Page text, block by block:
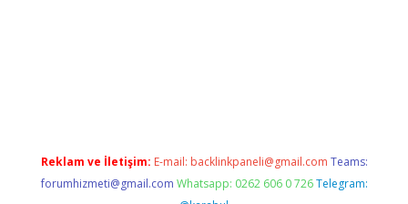
Reklam ve İletişim: E-mail: backlinkpaneli@gmail.com Teams:
forumhizmeti@gmail.com Whatsapp: 0262 606 0 726 Telegram: